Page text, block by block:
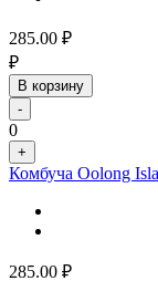
285.00 ₽
₽
В корзину
-
0
+
Комбуча Oolong
285.00 ₽